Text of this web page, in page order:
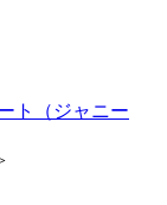
ト（ジャニー